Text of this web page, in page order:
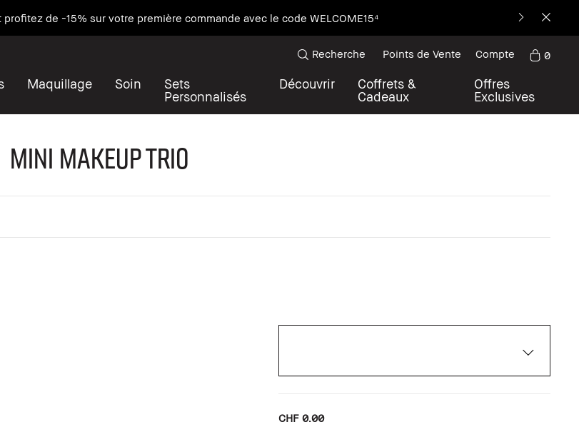
de -15% sur votre première commande avec le code WELCOME15⁴
Maquillage Soin
Sets
Personnalisés
Découvrir
Coffrets &
Cadeaux
Offres
Exclusives
Recherche Points de Vente Compte 0
Mini Makeup Trio
CHF 0.00